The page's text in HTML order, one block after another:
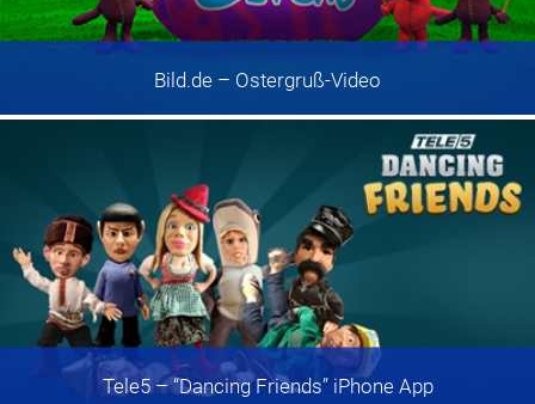
Bild.de – Ostergruß-Video
Tele5– “Dancing Friends” iPhone App